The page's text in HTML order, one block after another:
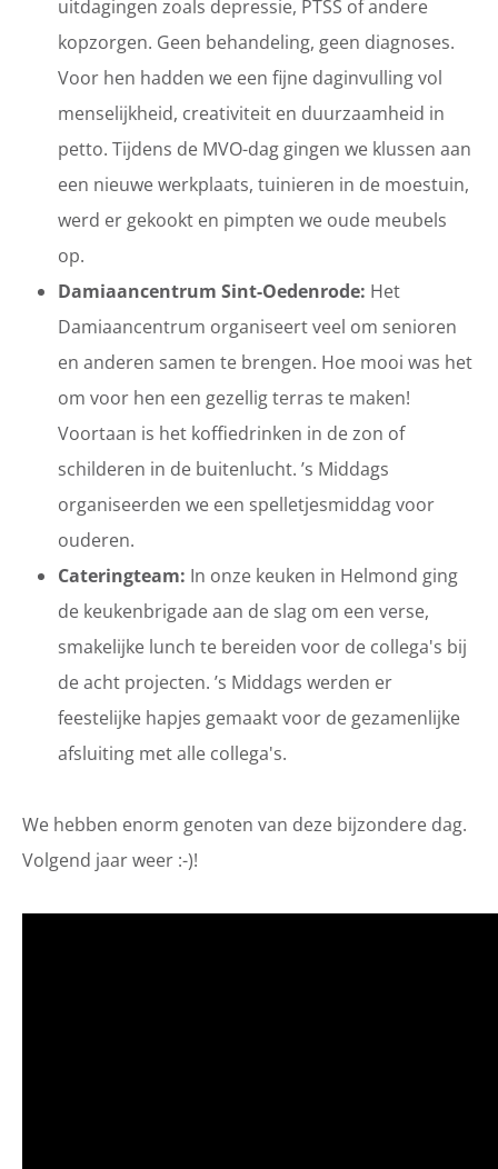
uitdagingen zoals depressie, PTSS of andere
kopzorgen. Geen behandeling, geen diagnoses.
Voor hen hadden we een fijne daginvulling vol
menselijkheid, creativiteit en duurzaamheid in
petto. Tijdens de MVO-dag gingen we klussen aan
een nieuwe werkplaats, tuinieren in de moestuin,
werd er gekookt en pimpten we oude meubels
op.
Damiaancentrum Sint-Oedenrode: Het
Damiaancentrum organiseert veel om senioren
en anderen samen te brengen. Hoe mooi was het
om voor hen een gezellig terras te maken!
Voortaan is het koffiedrinken in de zon of
schilderen in de buitenlucht. ’s Middags
organiseerden we een spelletjesmiddag voor
ouderen.
Cateringteam: In onze keuken in Helmond ging
de keukenbrigade aan de slag om een verse,
smakelijke lunch te bereiden voor de collega's bij
de acht projecten. ’s Middags werden er
feestelijke hapjes gemaakt voor de gezamenlijke
afsluiting met alle collega's.
We hebben enorm genoten van deze bijzondere dag.
Volgend jaar weer :-)!